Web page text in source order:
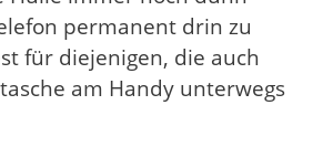
permanent drin zu
für diejenigen, die auch
am Handy unterwegs